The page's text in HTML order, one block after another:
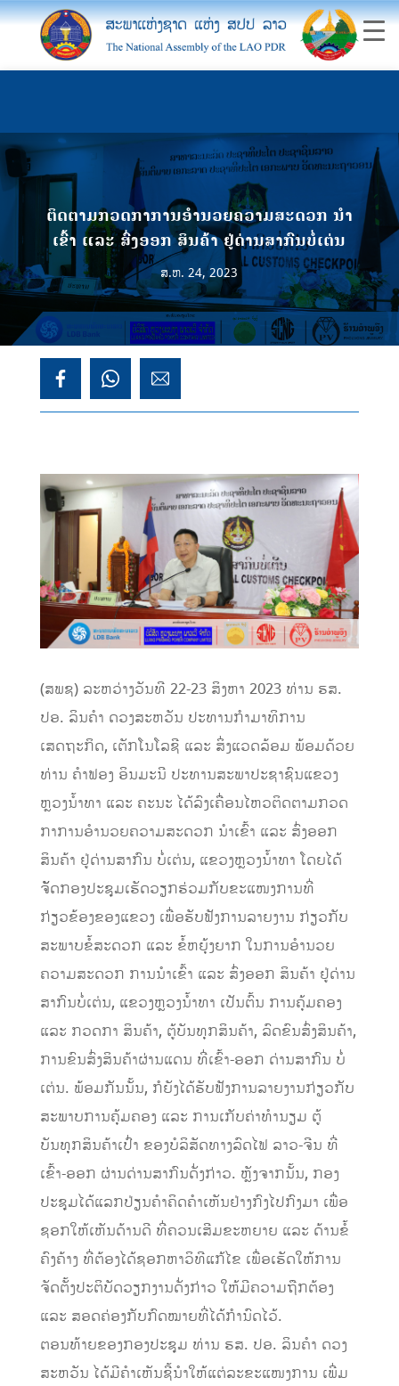
ຕິດຕາມກວດກາການອໍານວຍຄວາມສະດວກ ນໍາ
ເຂົ້າ ແລະ ສົ່ງອອກ ສິນຄ້າ ຢູ່ດ່ານສາກົນບໍ່ເຕ່ນ
ສ.ຫ. 24, 2023
(ສພຊ) ລະຫວ່າງວັນທີ 22-23 ສິງຫາ 2023 ທ່ານ ຮສ.
ປອ. ລິນຄໍາ ດວງສະຫວັນ ປະທານກໍາມາທິການ
ເສດຖະກິດ, ເຕັກໂນໂລຊີ ແລະ ສິ່ງແວດລ້ອມ ພ້ອມດ້ວຍ
ທ່ານ ຄໍາຟອງ ອິນມະນີ ປະທານສະພາປະຊາຊົນແຂວງ
ຫຼວງນໍ້າທາ ແລະ ຄະນະ ໄດ້ລົງເຄື່ອນໄຫວຕິດຕາມກວດ
ກາການອໍານວຍຄວາມສະດວກ ນໍາເຂົ້າ ແລະ ສົ່ງອອກ
ສິນຄ້າ ຢູ່ດ່ານສາກົນ ບໍ່ເຕ່ນ, ແຂວງຫຼວງນໍ້າທາ ໂດຍໄດ້
ຈັັດກອງປະຊຸມເຮັດວຽກຮ່ວມກັບຂະແໜງການທີ່
ກ່ຽວຂ້ອງຂອງແຂວງ ເພື່ອຮັບຟັງການລາຍງານ ກ່ຽວກັບ
ສະພາບຂ້ໍສະດວກ ແລະ ຂໍ້ຫຍຸ້ງຍາກ ໃນການອໍານວຍ
ຄວາມສະດວກ ການນໍາເຂົ້າ ແລະ ສົ່ງອອກ ສິນຄ້າ ຢູ່ດ່ານ
ສາກົນບໍ່ເຕ່ນ, ແຂວງຫຼວງນໍ້າທາ ເປັນຕົ້ນ ການຄຸ້ມຄອງ
ແລະ ກວດກາ ສິນຄ້າ, ຕູ້ບັນທຸກສິນຄ້າ, ລົດຂົນສົ່ງສິນຄ້າ,
ການຂົນສົ່ງສິນຄ້າຜ່ານແດນ ທີ່ເຂົ້າ-ອອກ ດ່ານສາກົນ ບໍ່
ເຕ່ນ. ພ້ອມກັນນັ້ນ, ກໍຍັງໄດ້ຮັບຟັງການລາຍງານກ່ຽວກັບ
ສະພາບການຄຸ້ມຄອງ ແລະ ການເກັບຄ່າທໍານຽມ ຕູ້
ບັນທຸກສິນຄ້າເປົ່າ ຂອງບໍລິສັດທາງລົດໄຟ ລາວ-ຈີນ ທີ່
ເຂົ້າ-ອອກ ຜ່ານດ່ານສາກົນດັ່ງກ່າວ. ຫຼັງຈາກນັ້ນ, ກອງ
ປະຊຸມໄດ້ແລກປ່ຽນຄໍາຄິດຄໍາເຫັນຢ່າງກົງໄປກົງມາ ເພື່ອ
ຊອກໃຫ້ເຫັນດ້ານດີ ທີ່ຄວນເສີມຂະຫຍາຍ ແລະ ດ້ານຂໍ້
ຄົງຄ້າງ ທີ່ຕ້ອງໄດ້ຊອກຫາວິທີແກ້ໄຂ ເພື່ອເຮັດໃຫ້ການ
ຈັດຕັ້ງປະຕິບັດວຽກງານດັ່ງກ່າວ ໃຫ້ມີຄວາມຖືກຕ້ອງ
ແລະ ສອດຄ່ອງກັບກົດໝາຍທີ່ໄດ້ກໍານົດໄວ້.
ຕອນທ້າຍຂອງກອງປະຊຸມ ທ່ານ ຮສ. ປອ. ລິນຄໍາ ດວງ
ສະຫວັນ ໄດ້ມີຄໍາເຫັນຊີ້ນໍາໃຫ້ແຕ່ລະຂະແໜງການ ເພີ່ມ